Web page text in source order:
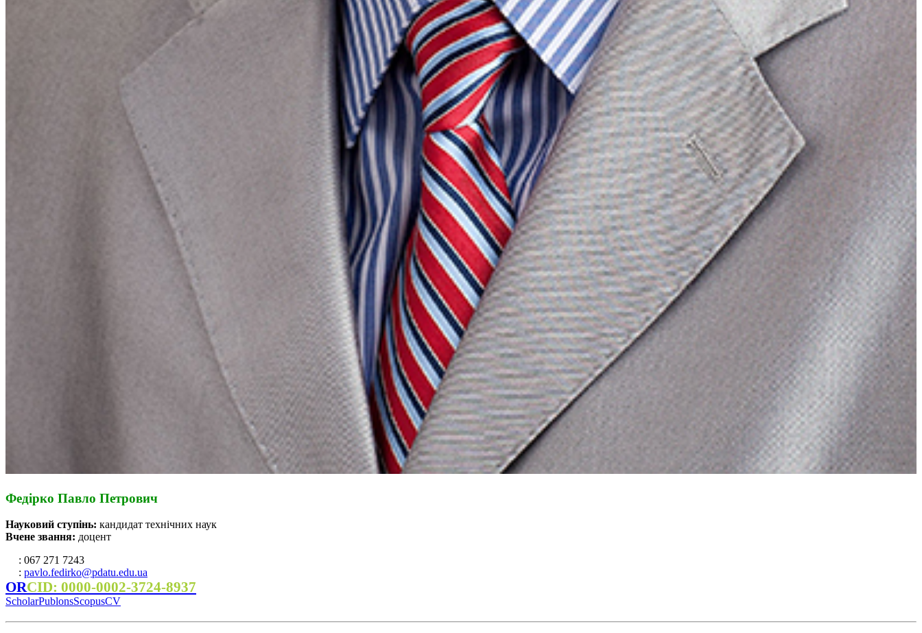
Федірко Павло Петрович
Науковий ступінь: кандидат технічних наук
Вчене звання: доцент
: 067 271 7243
: pavlo.fedirko@pdatu.edu.ua
ORCID: 0000-0002-3724-8937
ScholarPublonsScopusCV